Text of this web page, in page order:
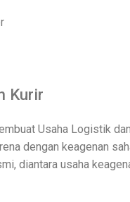
Kurir
Usaha Logistik
dengan keagenan
diantara usaha